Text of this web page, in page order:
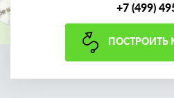
+7 (499)
ПОСТРОИТЬ